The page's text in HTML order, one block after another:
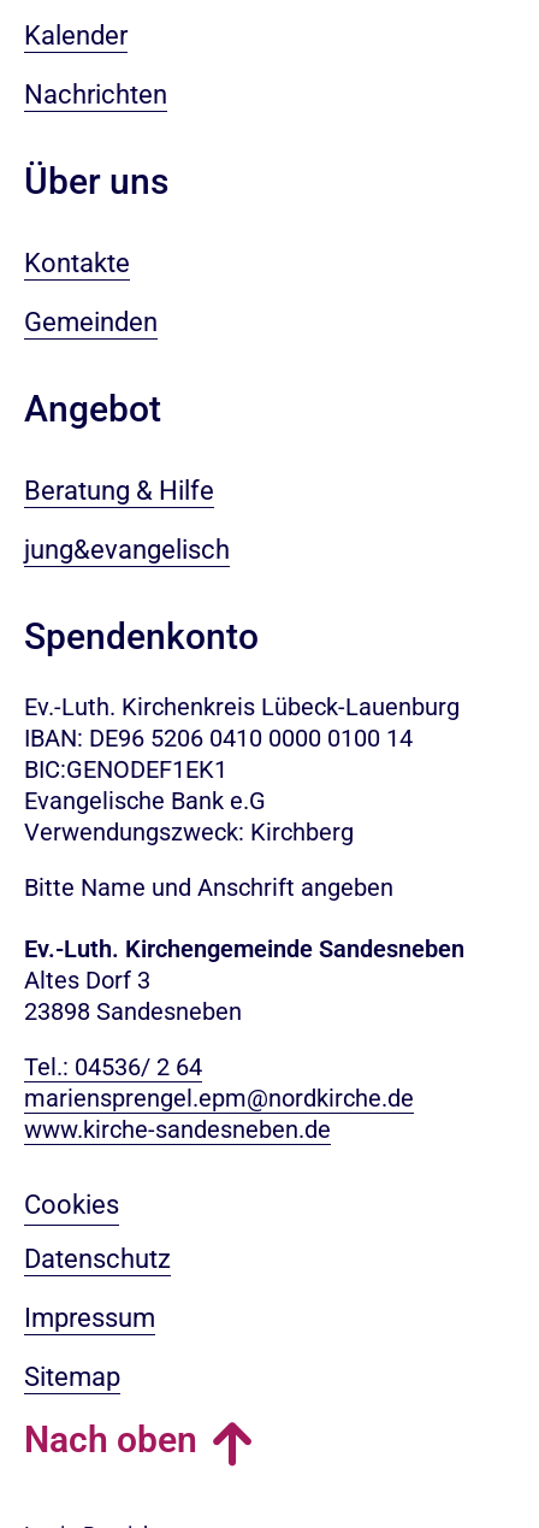
Kalender
Nachrichten
Über uns
Kontakte
Gemeinden
Angebot
Beratung & Hilfe
jung&evangelisch
Spendenkonto
Ev.-Luth. Kirchenkreis Lübeck-Lauenburg
IBAN: DE96 5206 0410 0000 0100 14
BIC:GENODEF1EK1
Evangelische Bank e.G
Verwendungszweck: Kirchberg
Bitte Name und Anschrift angeben
Ev.-Luth. Kirchengemeinde Sandesneben
Altes Dorf 3
23898 Sandesneben
Tel.: 04536/ 2 64
mariensprengel.epm@nordkirche.de
www.kirche-sandesneben.de
Cookies
Datenschutz
Impressum
Sitemap
Nach oben